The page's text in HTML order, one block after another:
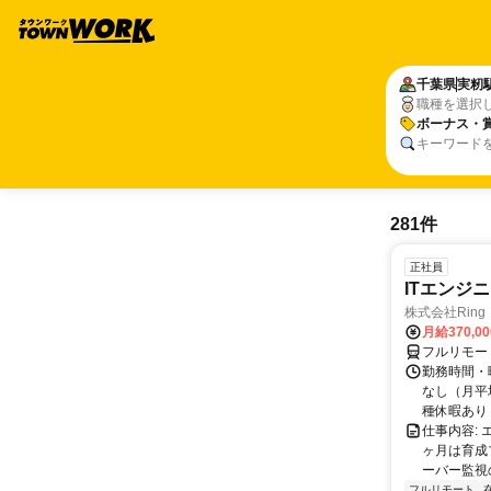
千葉県実籾
職種を選択
ボーナス・
キーワード
281件
正社員
ITエンジ
株式会社Ring
月給
フルリモー
勤務時間
なし（月
種休暇あり
仕事内容:
ヶ月は育
ーバー監